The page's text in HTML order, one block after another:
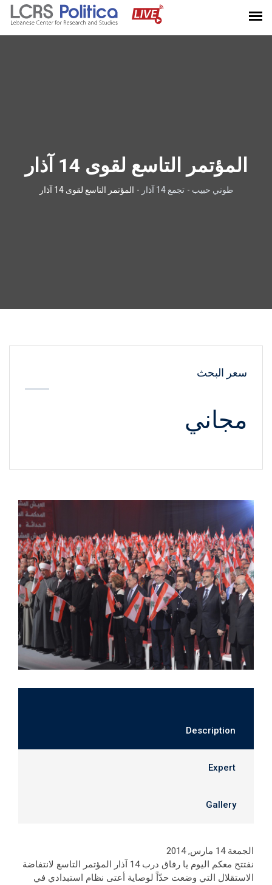
المؤتمر التاسع لقوى 14 آذار
طوني حبيب - تجمع 14 آذار - المؤتمر التاسع لقوى 14 آذار
سعر البحث
مجاني
Description
Expert
Gallery
الجمعة 14 مارس, 2014
نفتتح معكم اليوم يا رفاق درب 14 آذار المؤتمر التاسع لانتفاضة
الاستقلال التي وضعت حدّاً لوصاية أعتى نظام استبدادي في